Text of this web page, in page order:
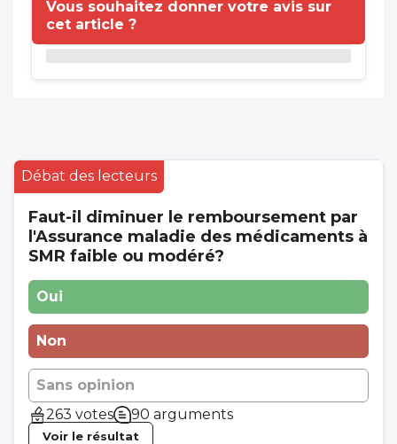
Vous souhaitez donner votre avis sur
cet article ?
Débat des lecteurs
Faut-il diminuer le remboursement par
l'Assurance maladie des médicaments à
SMR faible ou modéré?
Oui
Non
Sans opinion
263 votes
90 arguments
Voir le résultat